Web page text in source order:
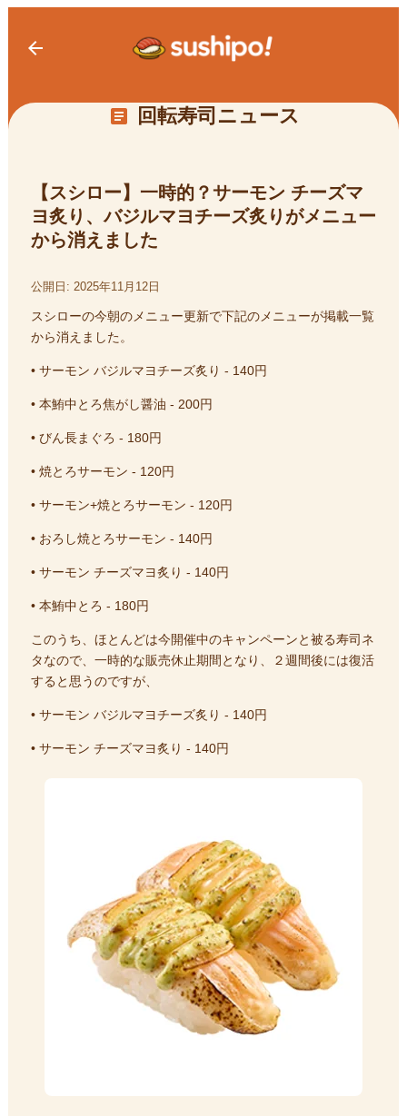
arrow_back
article 回転寿司ニュース
【スシロー】一時的？サーモン チーズマ
ヨ炙り、バジルマヨチーズ炙りがメニュー
から消えました
公開日: 2025年11月12日
スシローの今朝のメニュー更新で下記のメニューが掲載一覧
から消えました。
• サーモン バジルマヨチーズ炙り - 140円
• 本鮪中とろ焦がし醤油 - 200円
• びん長まぐろ - 180円
• 焼とろサーモン - 120円
• サーモン+焼とろサーモン - 120円
• おろし焼とろサーモン - 140円
• サーモン チーズマヨ炙り - 140円
• 本鮪中とろ - 180円
このうち、ほとんどは今開催中のキャンペーンと被る寿司ネ
タなので、一時的な販売休止期間となり、２週間後には復活
すると思うのですが、
• サーモン バジルマヨチーズ炙り - 140円
• サーモン チーズマヨ炙り - 140円